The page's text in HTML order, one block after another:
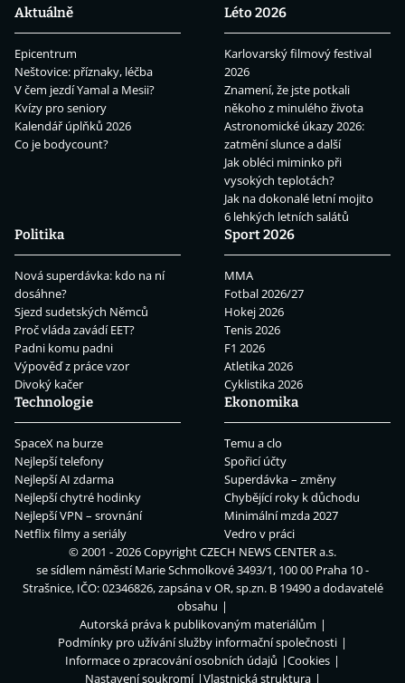
Aktuálně
Epicentrum
Neštovice: příznaky, léčba
V čem jezdí Yamal a Mesii?
Kvízy pro seniory
Kalendář úplňků 2026
Co je bodycount?
Léto 2026
Karlovarský filmový festival
2026
Znamení, že jste potkali
někoho z minulého života
Astronomické úkazy 2026:
zatmění slunce a další
Jak obléci miminko při
vysokých teplotách?
Jak na dokonalé letní mojito
6 lehkých letních salátů
Politika
Nová superdávka: kdo na ní
dosáhne?
Sjezd sudetských Němců
Proč vláda zavádí EET?
Padni komu padni
Výpověď z práce vzor
Divoký kačer
Sport 2026
MMA
Fotbal 2026/27
Hokej 2026
Tenis 2026
F1 2026
Atletika 2026
Cyklistika 2026
Technologie
SpaceX na burze
Nejlepší telefony
Nejlepší AI zdarma
Nejlepší chytré hodinky
Nejlepší VPN – srovnání
Netflix filmy a seriály
Ekonomika
Temu a clo
Spořicí účty
Superdávka – změny
Chybějící roky k důchodu
Minimální mzda 2027
Vedro v práci
© 2001 - 2026 CopyrightCZECH NEWS CENTER a.s.
se sídlem náměstí Marie Schmolkové 3493/1, 100 00 Praha 10 -
Strašnice, IČO: 02346826, zapsána v OR, sp.zn. B 19490 a dodavatelé
obsahu
Autorská práva k publikovaným materiálům
Podmínky pro užívání služby informační společnosti
Informace o zpracování osobních údajů
Cookies
Nastavení soukromí
Vlastnická struktura